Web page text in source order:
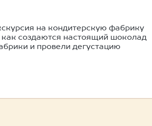
на кондитерскую фабрику
создаются настоящий шоколад
и провели дегустацию